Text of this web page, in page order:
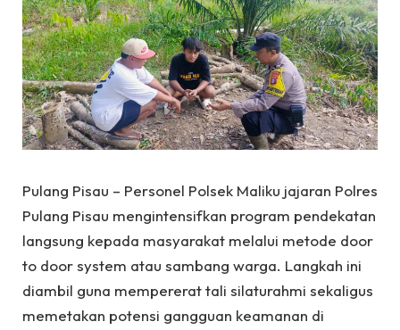
Pulang Pisau – Personel Polsek Maliku jajaran Polres
Pulang Pisau mengintensifkan program pendekatan
langsung kepada masyarakat melalui metode door
to door system atau sambang warga. Langkah ini
diambil guna mempererat tali silaturahmi sekaligus
memetakan potensi gangguan keamanan di